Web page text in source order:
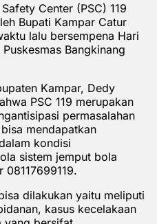
Center (PSC) 119
Bupati Kampar Catur
lalu bersempena Hari
Bangkinang
Kampar, Dedy
PSC 119 merupakan
permasalahan
mendapatkan
kondisi
sistem jemput bola
dilakukan yaitu meliputi
kasus kecelakaan